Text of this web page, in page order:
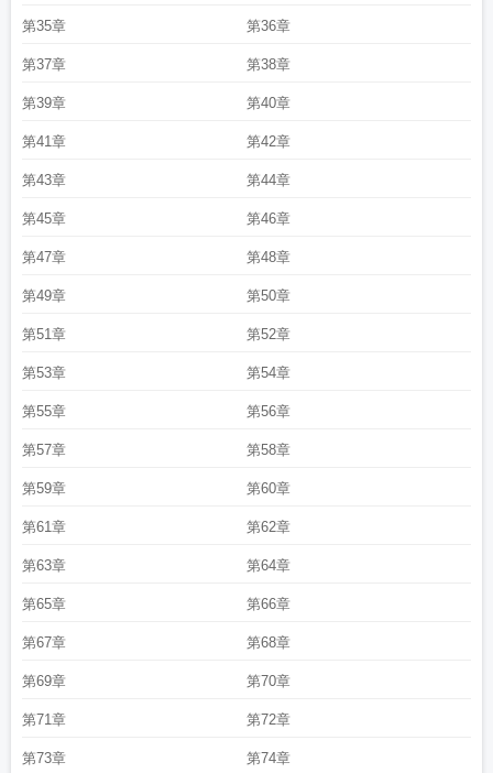
第35章 第36章
第37章 第38章
第39章 第40章
第41章 第42章
第43章 第44章
第45章 第46章
第47章 第48章
第49章 第50章
第51章 第52章
第53章 第54章
第55章 第56章
第57章 第58章
第59章 第60章
第61章 第62章
第63章 第64章
第65章 第66章
第67章 第68章
第69章 第70章
第71章 第72章
第73章 第74章